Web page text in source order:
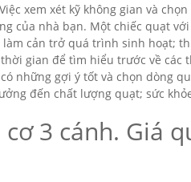
xem xét kỹ không gian và
của nhà bạn. Một chiếc quạt
cản trở quá trình sinh hoạt;
gian để tìm hiểu trước về các
những gợi ý tốt và chọn dòng
đến chất lượng quạt; sức
3 cánh. Giá